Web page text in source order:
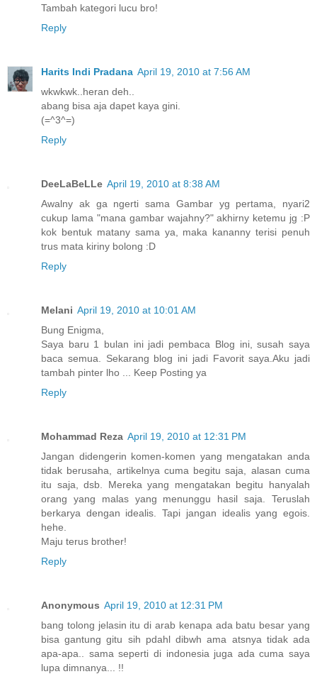
Tambah kategori lucu bro!
Reply
Harits Indi Pradana April 19, 2010 at 7:56 AM
wkwkwk..heran deh..
abang bisa aja dapet kaya gini.
(=^3^=)
Reply
DeeLaBeLLe April 19, 2010 at 8:38 AM
Awalny ak ga ngerti sama Gambar yg pertama, nyari2
cukup lama "mana gambar wajahny?" akhirny ketemu jg :P
kok bentuk matany sama ya, maka kananny terisi penuh
trus mata kiriny bolong :D
Reply
Melani April 19, 2010 at 10:01 AM
Bung Enigma,
Saya baru 1 bulan ini jadi pembaca Blog ini, susah saya
baca semua. Sekarang blog ini jadi Favorit saya.Aku jadi
tambah pinter lho ... Keep Posting ya
Reply
Mohammad Reza April 19, 2010 at 12:31 PM
Jangan didengerin komen-komen yang mengatakan anda
tidak berusaha, artikelnya cuma begitu saja, alasan cuma
itu saja, dsb. Mereka yang mengatakan begitu hanyalah
orang yang malas yang menunggu hasil saja. Teruslah
berkarya dengan idealis. Tapi jangan idealis yang egois.
hehe.
Maju terus brother!
Reply
Anonymous April 19, 2010 at 12:31 PM
bang tolong jelasin itu di arab kenapa ada batu besar yang
bisa gantung gitu sih pdahl dibwh ama atsnya tidak ada
apa-apa.. sama seperti di indonesia juga ada cuma saya
lupa dimnanya... !!